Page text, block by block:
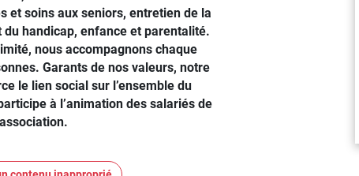
et soins aux seniors, entretien de la
handicap, enfance et parentalité.
nous accompagnons chaque
Garants de nos valeurs, notre
le lien social sur l’ensemble du
à l’animation des salariés de